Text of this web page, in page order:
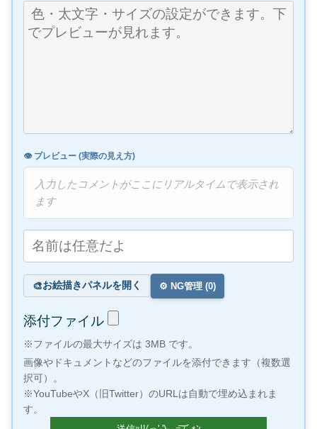
👁️ プレビュー (実際の見え方)
入力したコメントがここにリアルタイムで表示され
ます
🎨お絵描きパネルを開く ⚙️ NG管理 (0)
添付ファイル
※ファイルの最大サイズは 3MB です。
画像やドキュメントなどのファイルを添付できます（複数選
択可）。
※YouTubeやX（旧Twitter）のURLは自動で埋め込まれま
す。